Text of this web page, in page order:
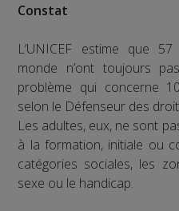
Constat
L’UNICEF estime que
monde n’ont toujours
problème qui concerne
selon le Défenseur des
Les adultes, eux, ne sont
à la formation, initiale ou
catégories sociales, les
sexe ou le handicap.